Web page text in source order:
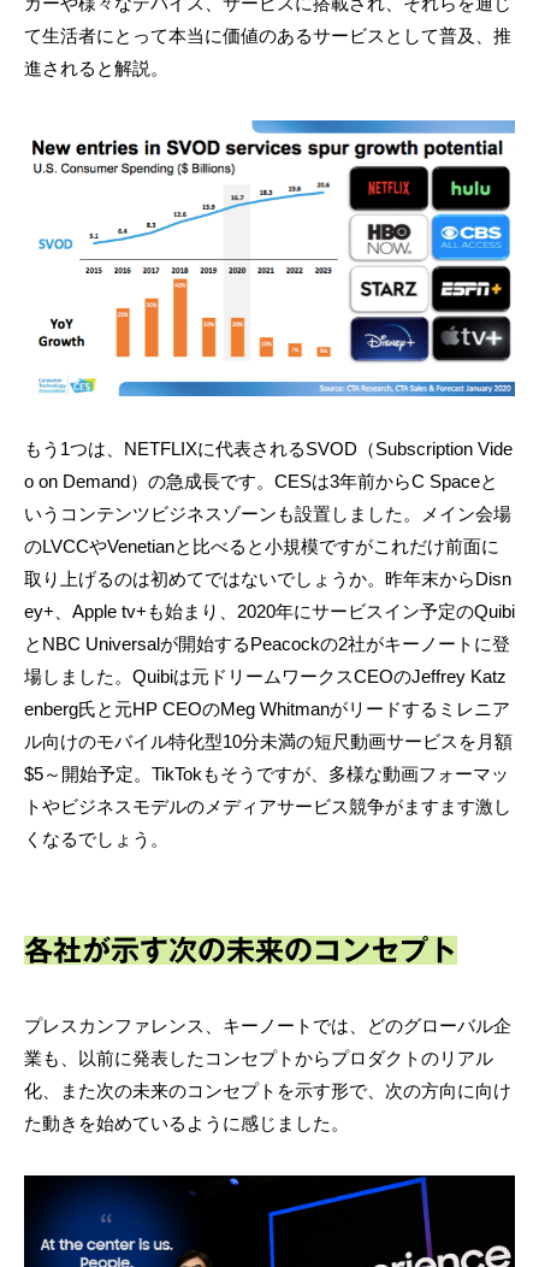
て生活者にとって本当に価値のあるサービスとして普及、推
進されると解説。
もう1つは、NETFLIXに代表されるSVOD（Subscription Vide
o on Demand）の急成長です。CESは3年前からC Spaceと
いうコンテンツビジネスゾーンも設置しました。メイン会場
のLVCCやVenetianと比べると小規模ですがこれだけ前面に
取り上げるのは初めてではないでしょうか。昨年末からDisn
ey+、Apple tv+も始まり、2020年にサービスイン予定のQuibi
とNBC Universalが開始するPeacockの2社がキーノートに登
場しました。Quibiは元ドリームワークスCEOのJeffrey Katz
enberg氏と元HP CEOのMeg Whitmanがリードするミレニア
ル向けのモバイル特化型10分未満の短尺動画サービスを月額
$5～開始予定。TikTokもそうですが、多様な動画フォーマッ
トやビジネスモデルのメディアサービス競争がますます激し
くなるでしょう。
各社が示す次の未来のコンセプト
プレスカンファレンス、キーノートでは、どのグローバル企
業も、以前に発表したコンセプトからプロダクトのリアル
化、また次の未来のコンセプトを示す形で、次の方向に向け
た動きを始めているように感じました。